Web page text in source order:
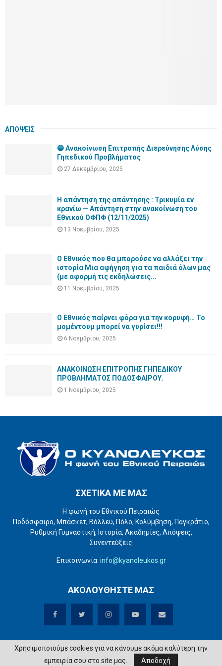
ΑΠΟΨΕΙΣ
🔵 Ανακοίνωση Επιτροπής Διερεύνησης Λύσης
Γηπεδικού Προβλήματος
27 Δεκεμβρίου, 2025
Η απάντηση της απάντησης : Τρικυμία εν
κρανίω — Απάντηση στην ανακοίνωση του
Εθνικού ΟΦΠΦ (12/11/2025)
13 Νοεμβρίου, 2025
Ο Εθνικός που θα μπορούσε να αλλάξει την
ιστορία Μια αφήγηση για τα παιδιά όλων μας
(με αφορμή τις εκδηλώσεις...
11 Νοεμβρίου, 2025
Ο Εθνικός παίρνει φόρα για την κορυφή… Το
μομέντουμ μπορεί να γυρίσει!!!
6 Νοεμβρίου, 2025
ΑΝΑΚΟΙΝΩΣΗ ΕΠΙΤΡΟΠΗΣ ΓΗΠΕΔΙΚΟΥ
ΠΡΟΒΛΗΜΑΤΟΣ ΠΟΔΟΣΦΑΙΡΟΥ.
1 Νοεμβρίου, 2025
ΣΧΕΤΙΚΑ ΜΕ ΜΑΣ
Η φωνή του Εθνικού Πειραιώς
Ποδόσφαιρο, Μπάσκετ, Βόλλεϋ, Πόλο, Κολύμβηση, Παγκράτιο,
Ρυθμική Γυμναστική, Ιστορία, Ακαδημίες, Απόψεις,
Συνεντεύξεις
Επικοινωνία: info@kyanoleukos.gr
ΑΚΟΛΟΥΘΗΣΤΕ ΜΑΣ
Χρησιμοποιούμε cookies για να κάνουμε ακόμα καλύτερη την
εμπειρία σου στο site μας.
Αποδοχή